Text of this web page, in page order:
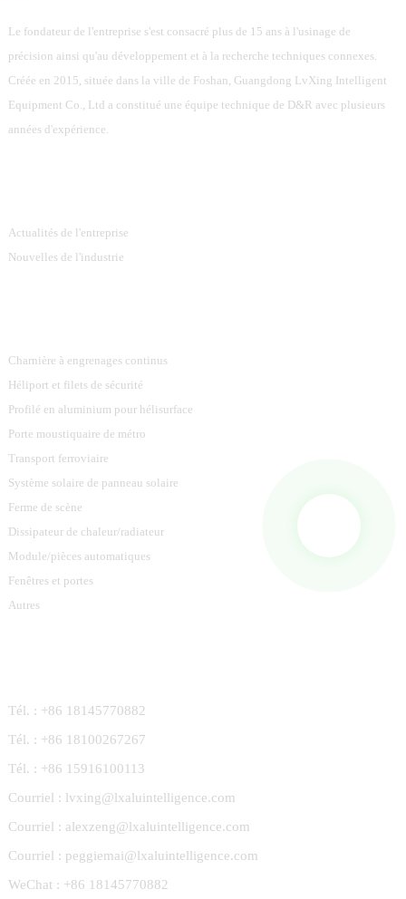
Le fondateur de l'entreprise s'est consacré plus de 15 ans à l'usinage de
précision ainsi qu'au développement et à la recherche techniques connexes.
Créée en 2015, située dans la ville de Foshan, Guangdong LvXing Intelligent
Equipment Co., Ltd a constitué une équipe technique de D&R avec plusieurs
années d'expérience.
Actualités de l'entreprise
Nouvelles de l'industrie
Charnière à engrenages continus
Héliport et filets de sécurité
Profilé en aluminium pour hélisurface
Porte moustiquaire de métro
Transport ferroviaire
Système solaire de panneau solaire
Ferme de scène
Dissipateur de chaleur/radiateur
Module/pièces automatiques
Fenêtres et portes
Autres
Tél. : +86 18145770882
Tél. : +86 18100267267
Tél. : +86 15916100113
Courriel : lvxing@lxaluintelligence.com
Courriel : alexzeng@lxaluintelligence.com
Courriel : peggiemai@lxaluintelligence.com
WeChat : +86 18145770882